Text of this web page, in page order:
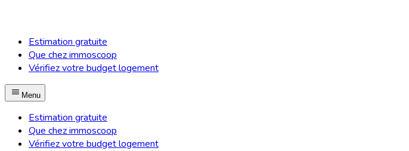
Estimation gratuite
Que chez immoscoop
Vérifiez votre budget logement
Menu
Estimation gratuite
Que chez immoscoop
Vérifiez votre budget logement